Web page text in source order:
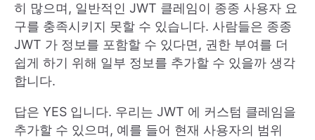
히 많으며, 일반적인 JWT 클레임이 종종 사용자 요
구를 충족시키지 못할 수 있습니다. 사람들은 종종
JWT 가 정보를 포함할 수 있다면, 권한 부여를 더
쉽게 하기 위해 일부 정보를 추가할 수 있을까 생각
합니다.
답은 YES 입니다. 우리는 JWT 에 커스텀 클레임을
추가할 수 있으며, 예를 들어 현재 사용자의 범위